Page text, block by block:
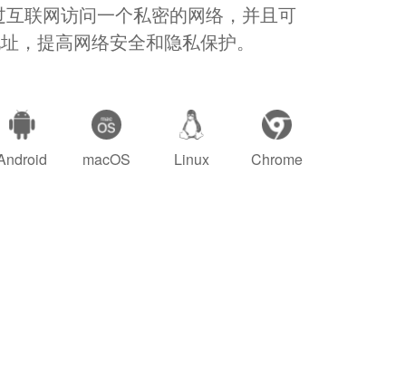
联网访问一个私密的网络，并且可
，提高网络安全和隐私保护。
macOS Linux Chrome